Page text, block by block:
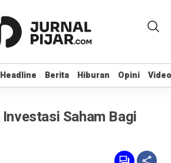
Headline Berita Hiburan Opini Video
Headline Berita Hiburan Opini Video
Saham Bagi